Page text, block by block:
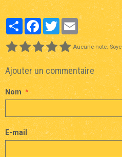
PartagerFacebookTwitterEmail
Aucune note.
Ajouter un commentaire
Nom
E-mail